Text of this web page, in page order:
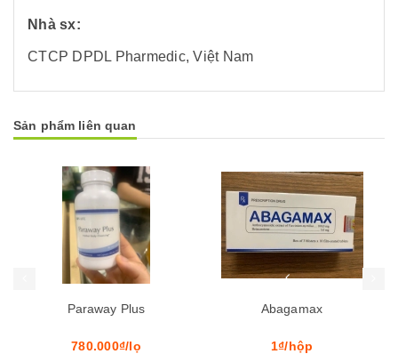
Nhà sx:
CTCP DPDL Pharmedic, Việt Nam
Sản phẩm liên quan
Abagamax
1₫/hộp
Heantos 4
1₫/hộp